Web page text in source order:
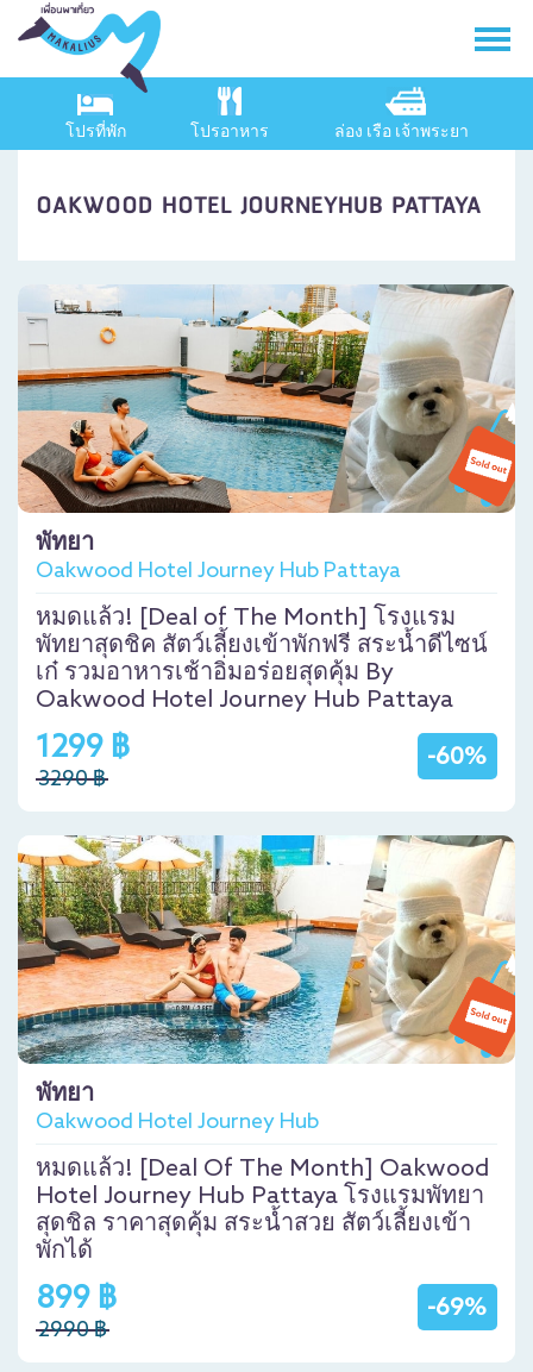
โปรที่พัก โปรอาหาร ล่อง เรือ เจ้าพระยา
OAKWOOD HOTEL JOURNEYHUB PATTAYA
พัทยา
Oakwood Hotel Journey Hub Pattaya
หมดแล้ว! [Deal of The Month] โรงแรม
พัทยาสุดชิค สัตว์เลี้ยงเข้าพักฟรี สระน้ำดีไซน์
เก๋ รวมอาหารเช้าอิ่มอร่อยสุดคุ้ม By
Oakwood Hotel Journey Hub Pattaya
-60%
1299 ฿
3290 ฿
พัทยา
Oakwood Hotel Journey Hub
หมดแล้ว! [Deal Of The Month] Oakwood
Hotel Journey Hub Pattaya โรงแรมพัทยา
สุดชิล ราคาสุดคุ้ม สระน้ำสวย สัตว์เลี้ยงเข้า
พักได้
-69%
899 ฿
2990 ฿